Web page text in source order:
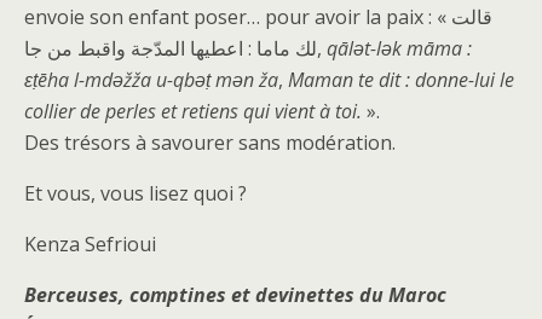
envoie son enfant poser… pour avoir la paix : « قالت
لك ماما : اعطیھا المدّجة واقبط من جا, qālǝt-lǝk māma :
ɛṭēha l-mdǝžža u-qbǝṭ mǝn ža, Maman te dit : donne-lui le
collier de perles et retiens qui vient à toi. ».
Des trésors à savourer sans modération.
Et vous, vous lisez quoi ?
Kenza Sefrioui
Berceuses, comptines et devinettes du Maroc